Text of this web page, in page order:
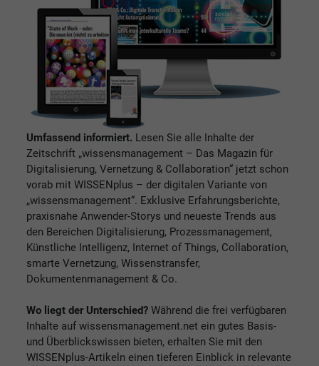
Umfassend informiert. Lesen Sie alle Inhalte der
Zeitschrift „wissensmanagement – Das Magazin für
Digitalisierung, Vernetzung & Collaboration“ jetzt schon
vorab mit WISSENplus – der digitalen Variante von
„wissensmanagement“. Exklusive Erfahrungsberichte,
praxisnahe Anwender-Storys und neueste Trends aus
den Bereichen Digitalisierung, Prozessmanagement,
Künstliche Intelligenz, Internet of Things, Collaboration,
smarte Vernetzung, Wissenstransfer,
Dokumentenmanagement & Co.
Wo liegt der Unterschied? Während die frei verfügbaren
Inhalte auf wissensmanagement.net ein gutes Basis-
und Überblickswissen bieten, erhalten Sie mit den
WISSENplus-Artikeln einen tieferen Einblick in relevante